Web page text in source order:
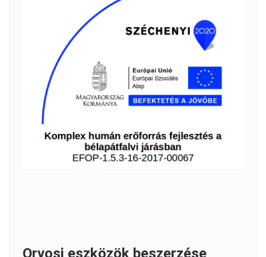
Orvosi eszközök beszerzése